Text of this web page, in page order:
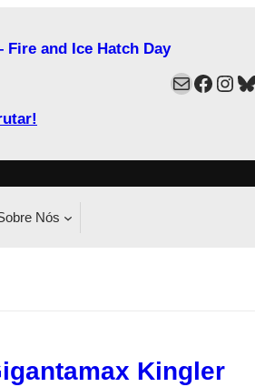
Fire and Ice Hatch Day
Mail
Nós
Kingler